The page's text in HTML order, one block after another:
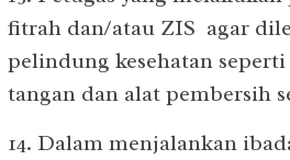
fitrah dan/atau ZIS agar
pelindung kesehatan seperti
tangan dan alat pembersih
14. Dalam menjalankan